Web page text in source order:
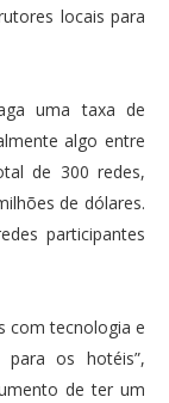
locais para
uma taxa de
algo entre
de 300 redes,
de dólares.
participantes
com tecnologia e
os hotéis”,
de ter um